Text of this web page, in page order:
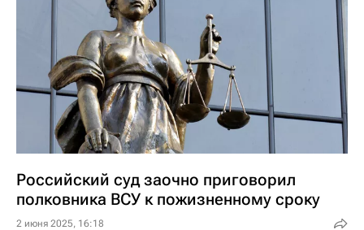
Российский суд заочно приговорил
полковника ВСУ к пожизненному сроку
2 июня 2025, 16:18